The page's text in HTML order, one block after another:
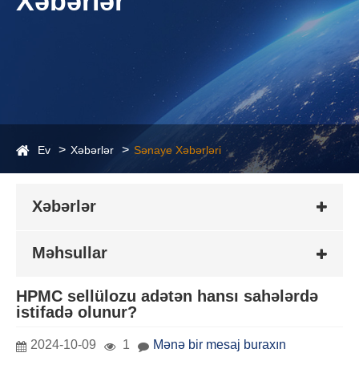
Ev Xəbərlər Sənaye Xəbərləri
Xəbərlər
Məhsullar
HPMC sellülozu adətən hansı sahələrdə
istifadə olunur?
2024-10-09 1 Mənə bir mesaj buraxın